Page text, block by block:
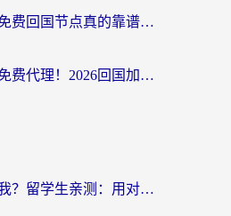
海外党别踩坑：免费回国节点真的靠谱吗？教你选对加速器无缝访问国内资源
海外党别再踩坑免费代理！2026回国加速器全攻略：从选线到避坑，无缝访问国内资源
在国外怎么听酷我？留学生亲测：用对加速器就能畅听国内音乐听书